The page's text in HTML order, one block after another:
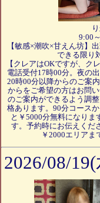
9:00
【敏感×潮吹×甘えん坊】
できる限り
【クレアはOKですが、ク
電話受付17時00分。夜の
20時00分以降からのご案
からをご希望の方はお問
のご案内ができるよう調
格あります。90分コース
と￥5000分無料になりま
す。予約時にお伝えくだ
￥2000エリアま
2026/08/